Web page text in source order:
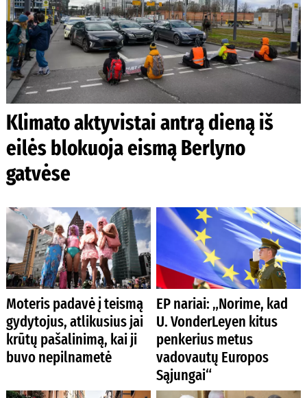
Klimato aktyvistai antrą dieną iš
eilės blokuoja eismą Berlyno
gatvėse
Moteris padavė į teismą
gydytojus, atlikusius jai
krūtų pašalinimą, kai ji
buvo nepilnametė
EP nariai: „Norime, kad
U. VonderLeyen kitus
penkerius metus
vadovautų Europos
Sąjungai“